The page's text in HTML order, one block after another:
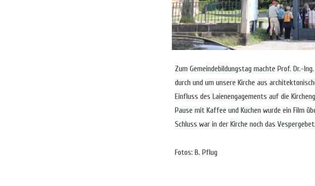
Zum Gemeindebildungstag machte Prof. Dr.-
durch und um unsere Kirche aus
Einfluss des Laienengagements auf die
Pause mit Kaffee und Kuchen wurde ein Film
Schluss war in der Kirche noch das
Fotos: B. Pflug